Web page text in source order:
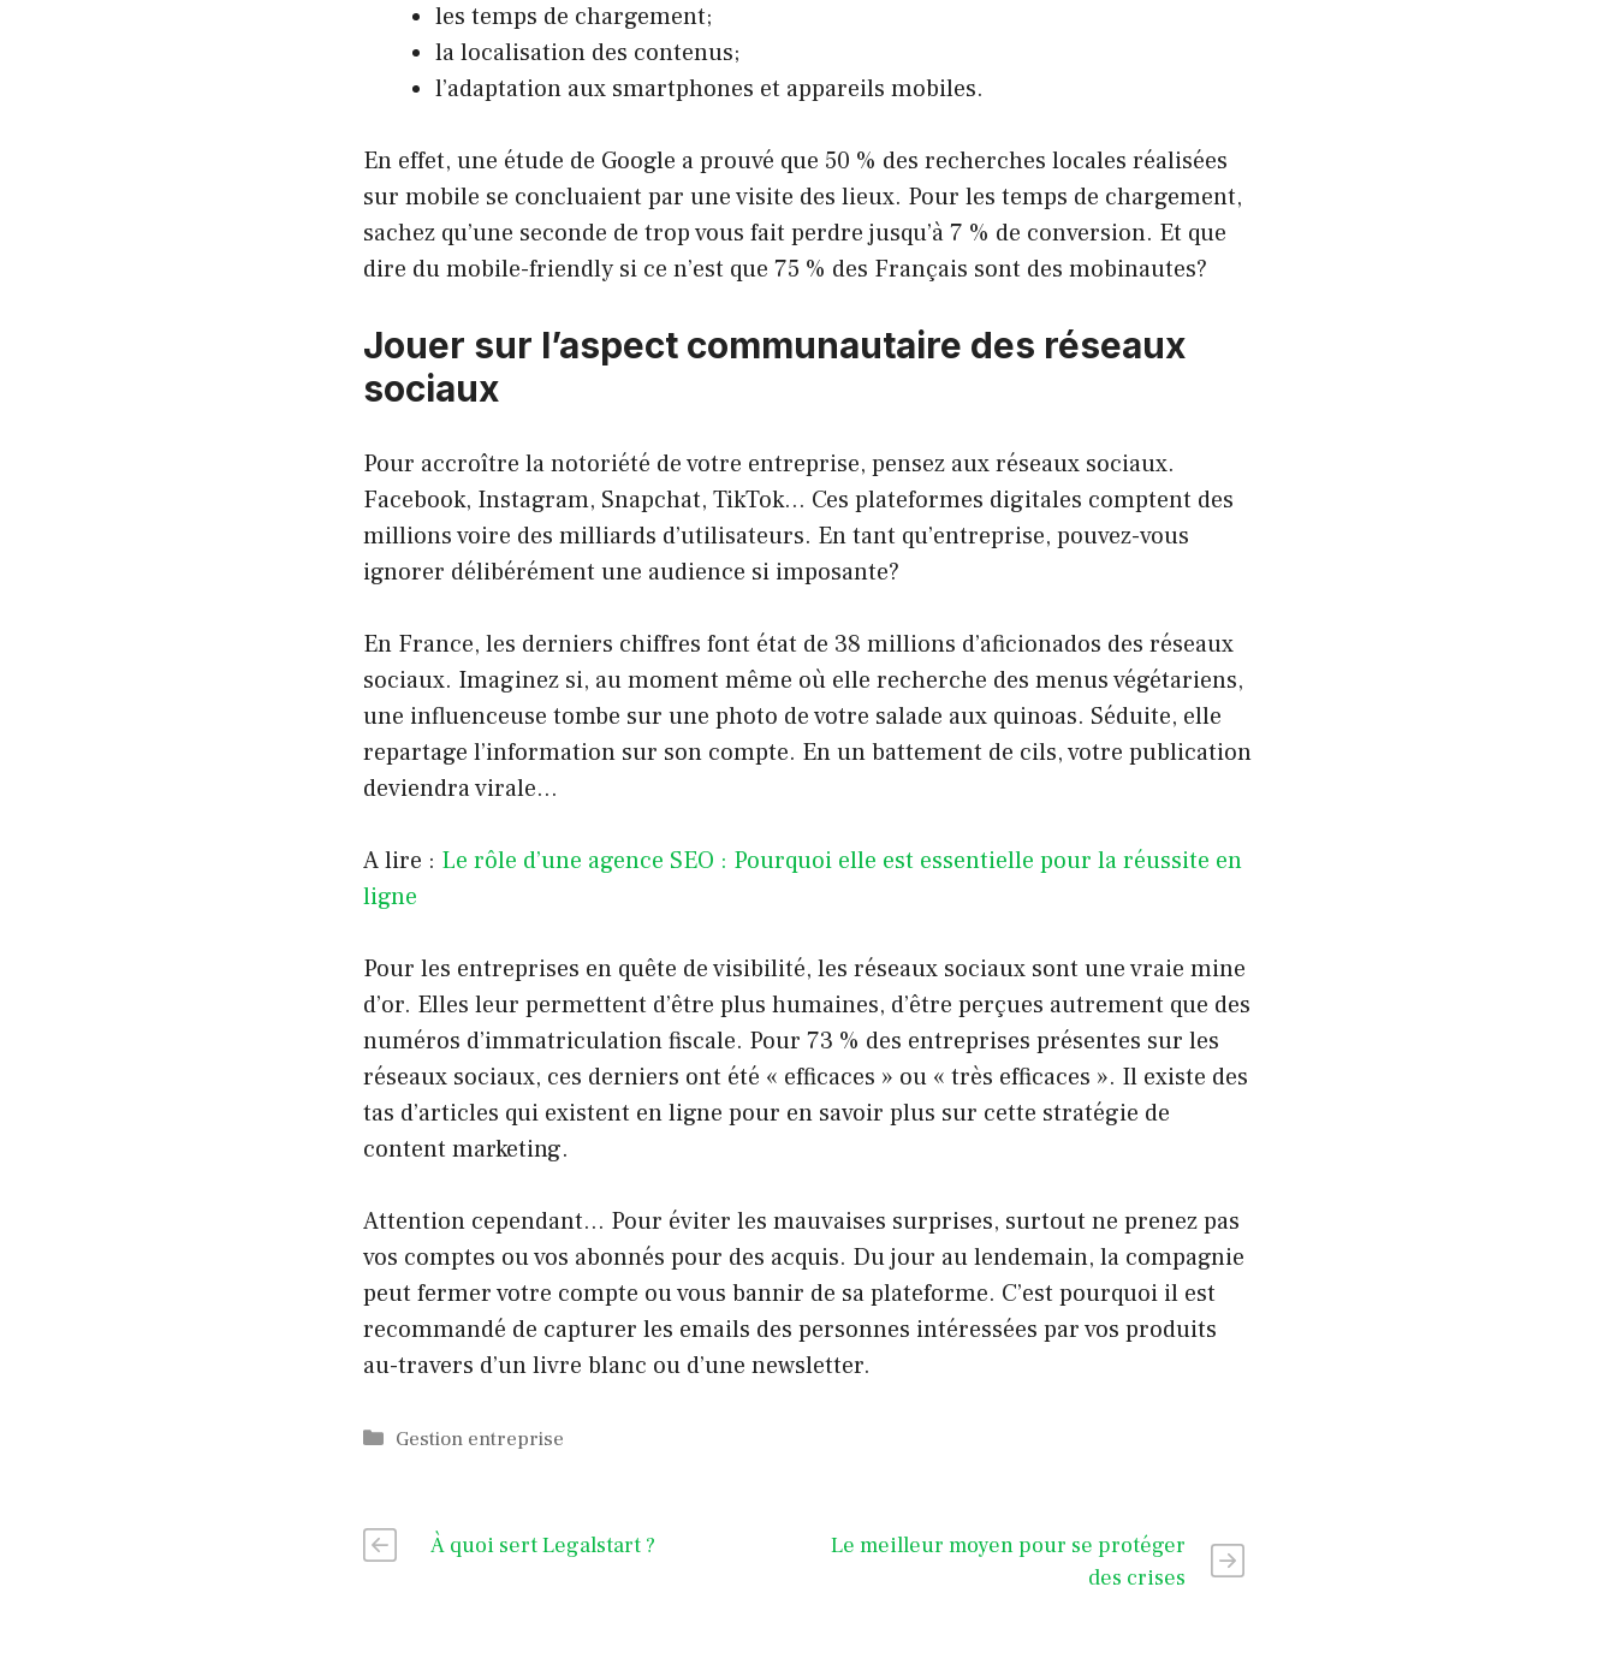
les temps de chargement;
la localisation des contenus;
l’adaptation aux smartphones et appareils mobiles.
En effet, une étude de Google a prouvé que 50 % des recherches locales réalisées
sur mobile se concluaient par une visite des lieux. Pour les temps de chargement,
sachez qu’une seconde de trop vous fait perdre jusqu’à 7 % de conversion. Et que
dire du mobile-friendly si ce n’est que 75 % des Français sont des mobinautes?
Jouer sur l’aspect communautaire des réseaux
sociaux
Pour accroître la notoriété de votre entreprise, pensez aux réseaux sociaux.
Facebook, Instagram, Snapchat, TikTok… Ces plateformes digitales comptent des
millions voire des milliards d’utilisateurs. En tant qu’entreprise, pouvez-vous
ignorer délibérément une audience si imposante?
En France, les derniers chiffres font état de 38 millions d’aficionados des réseaux
sociaux. Imaginez si, au moment même où elle recherche des menus végétariens,
une influenceuse tombe sur une photo de votre salade aux quinoas. Séduite, elle
repartage l’information sur son compte. En un battement de cils, votre publication
deviendra virale…
A lire : Le rôle d’une agence SEO : Pourquoi elle est essentielle pour la réussite en
ligne
Pour les entreprises en quête de visibilité, les réseaux sociaux sont une vraie mine
d’or. Elles leur permettent d’être plus humaines, d’être perçues autrement que des
numéros d’immatriculation fiscale. Pour 73 % des entreprises présentes sur les
réseaux sociaux, ces derniers ont été « efficaces » ou « très efficaces ». Il existe des
tas d’articles qui existent en ligne pour en savoir plus sur cette stratégie de
content marketing.
Attention cependant… Pour éviter les mauvaises surprises, surtout ne prenez pas
vos comptes ou vos abonnés pour des acquis. Du jour au lendemain, la compagnie
peut fermer votre compte ou vous bannir de sa plateforme. C’est pourquoi il est
recommandé de capturer les emails des personnes intéressées par vos produits
au-travers d’un livre blanc ou d’une newsletter.
Catégories
Gestion entreprise
À quoi sert Legalstart ?
Le meilleur moyen pour se protéger
des crises